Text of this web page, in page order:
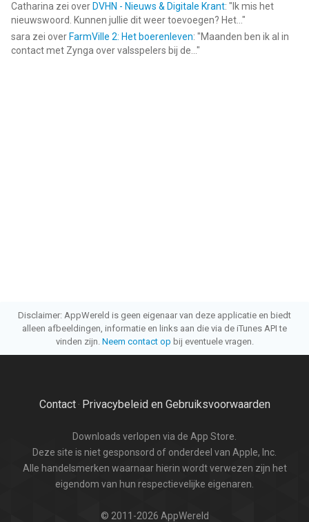
Catharina zei over DVHN - Nieuws & Digitale Krant: " Ik mis het
nieuwswoord. Kunnen jullie dit weer toevoegen? Het... "
sara zei over FarmVille 2: Het boerenleven: "Maanden ben ik al in
contact met Zynga over valsspelers bij de... "
Disclaimer: AppWereld is geen eigenaar van deze applicatie en biedt
alleen afbeeldingen, informatie en links aan die via de iTunes API te
vinden zijn. Neem contact op bij eventuele vragen.
Contact· Privacybeleid en Gebruiksvoorwaarden
Downloads verlopen via de App Store.
Deze site is niet gesponsord of onderdeel van Apple, Inc.
Alle handelsmerken waarnaar hierin wordt verwezen zijn het
eigendom van hun respectievelijke eigenaren.
© 2011-2026 AppWereld